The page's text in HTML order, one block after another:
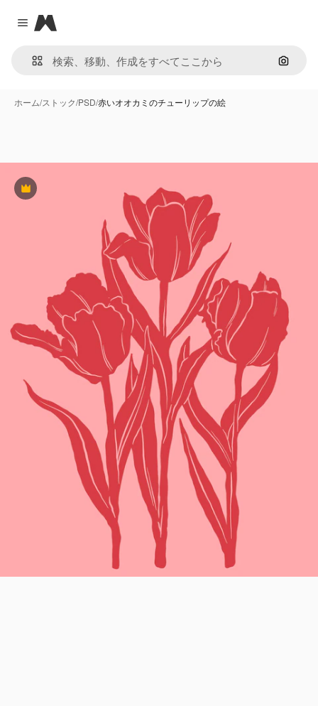
Close menu
Magnific
画像で
ホーム/ストック/PSD/赤いオオカミのチューリップの絵
Premium